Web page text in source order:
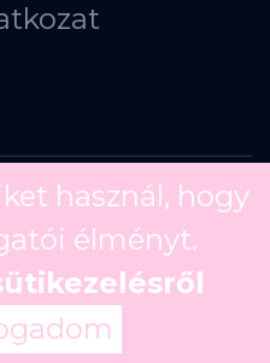
© 2026
használ, hogy
élményt.